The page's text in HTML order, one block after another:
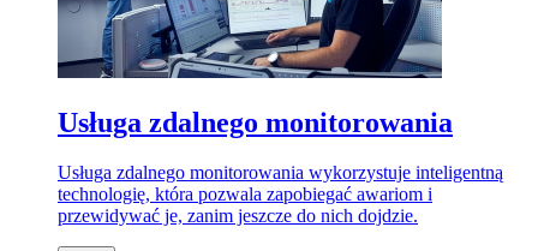
Usługa zdalnego monitorowania
Usługa zdalnego monitorowania wykorzystuje inteligentną
technologię, która pozwala zapobiegać awariom i
przewidywać je, zanim jeszcze do nich dojdzie.